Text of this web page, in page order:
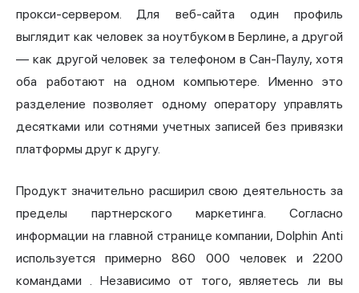
прокси-сервером. Для веб-сайта один профиль
выглядит как человек за ноутбуком в Берлине, а другой
— как другой человек за телефоном в Сан-Паулу, хотя
оба работают на одном компьютере. Именно это
разделение позволяет одному оператору управлять
десятками или сотнями учетных записей без привязки
платформы друг к другу.
Продукт значительно расширил свою деятельность за
пределы партнерского маркетинга. Согласно
информации на главной странице компании, Dolphin Anti
используется примерно860 000 человек и 2200
командами . Независимо от того, являетесь ли вы